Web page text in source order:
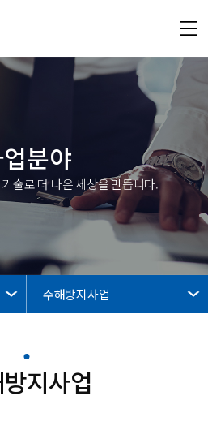
분야
술로 더 나은 세상을 만듭니다.
수해방지사업
지사업